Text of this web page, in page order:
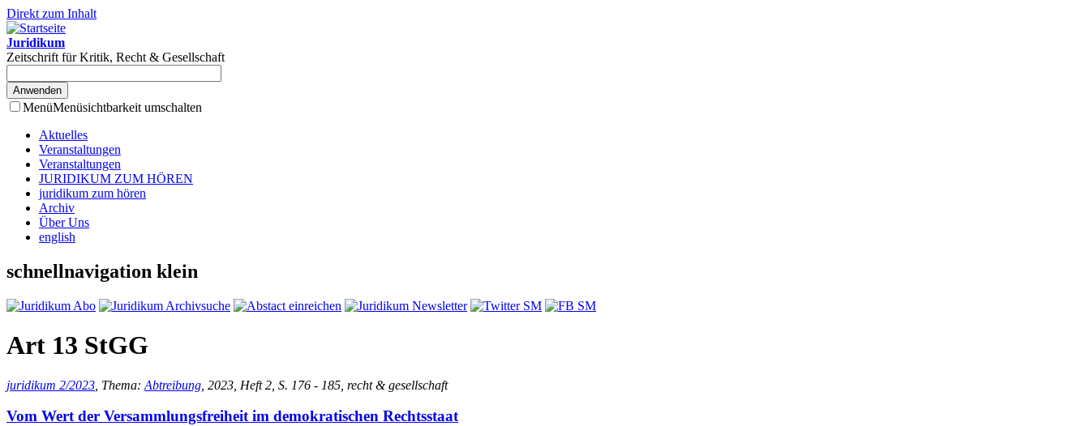
Direkt zum Inhalt
Juridikum
Zeitschrift für Kritik, Recht & Gesellschaft
MenüMenüsichtbarkeit umschalten
Aktuelles
Veranstaltungen
Veranstaltungen
JURIDIKUM ZUM HÖREN
juridikum zum hören
Archiv
Über Uns
english
schnellnavigation klein
Art 13 StGG
juridikum 2/2023 , Thema: Abtreibung , 2023, Heft 2, S. 176 - 185, recht & gesellschaft
Vom Wert der Versammlungsfreiheit im demokratischen Rechtsstaat